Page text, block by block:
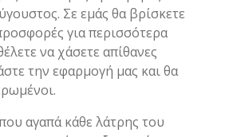
Σε εμάς θα βρίσκετε
για περισσότερα
να χάσετε απίθανες
την εφαρμογή μας και θα
αγαπά κάθε λάτρης του